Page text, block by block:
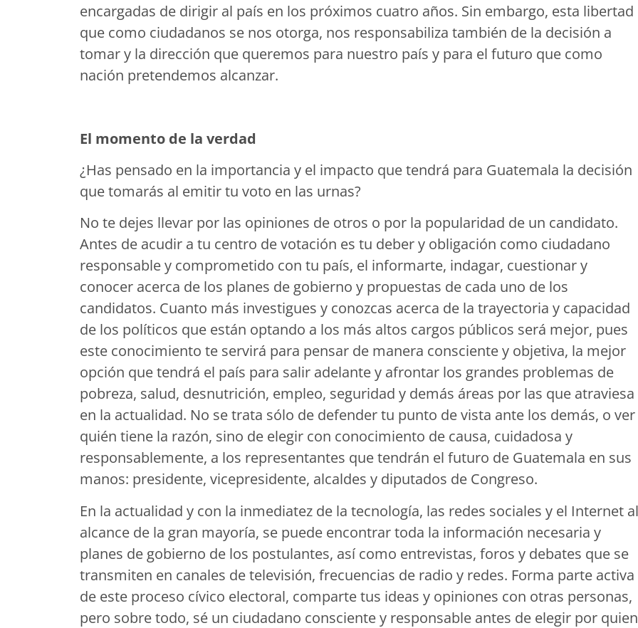
encargadas de dirigir al país en los próximos cuatro años. Sin embargo, esta libertad
que como ciudadanos se nos otorga, nos responsabiliza también de la decisión a
tomar y la dirección que queremos para nuestro país y para el futuro que como
nación pretendemos alcanzar.
El momento de la verdad
¿Has pensado en la importancia y el impacto que tendrá para Guatemala la decisión
que tomarás al emitir tu voto en las urnas?
No te dejes llevar por las opiniones de otros o por la popularidad de un candidato.
Antes de acudir a tu centro de votación es tu deber y obligación como ciudadano
responsable y comprometido con tu país, el informarte, indagar, cuestionar y
conocer acerca de los planes de gobierno y propuestas de cada uno de los
candidatos. Cuanto más investigues y conozcas acerca de la trayectoria y capacidad
de los políticos que están optando a los más altos cargos públicos será mejor, pues
este conocimiento te servirá para pensar de manera consciente y objetiva, la mejor
opción que tendrá el país para salir adelante y afrontar los grandes problemas de
pobreza, salud, desnutrición, empleo, seguridad y demás áreas por las que atraviesa
en la actualidad. No se trata sólo de defender tu punto de vista ante los demás, o ver
quién tiene la razón, sino de elegir con conocimiento de causa, cuidadosa y
responsablemente, a los representantes que tendrán el futuro de Guatemala en sus
manos: presidente, vicepresidente, alcaldes y diputados de Congreso.
En la actualidad y con la inmediatez de la tecnología, las redes sociales y el Internet al
alcance de la gran mayoría, se puede encontrar toda la información necesaria y
planes de gobierno de los postulantes, así como entrevistas, foros y debates que se
transmiten en canales de televisión, frecuencias de radio y redes. Forma parte activa
de este proceso cívico electoral, comparte tus ideas y opiniones con otras personas,
pero sobre todo, sé un ciudadano consciente y responsable antes de elegir por quien